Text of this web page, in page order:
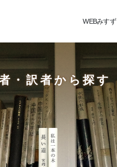
WEBみすず
・訳者から探す